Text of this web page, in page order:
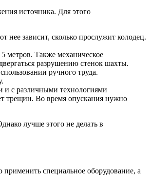
источника. Для этого
зависит, сколько прослужит колодец.
метров. Также механическое
разрушению стенок шахты.
ручного труда.
и с различными технологиями
трещин. Во время опускания нужно
лучше этого не делать в
специальное оборудование, а